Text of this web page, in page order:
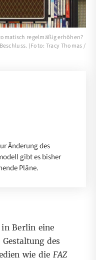
regelmäßig erhöhen?
(Foto: Tracy Thomas /
Änderung des
gibt es bisher
Pläne.
Berlin eine
des
wie die FAZ